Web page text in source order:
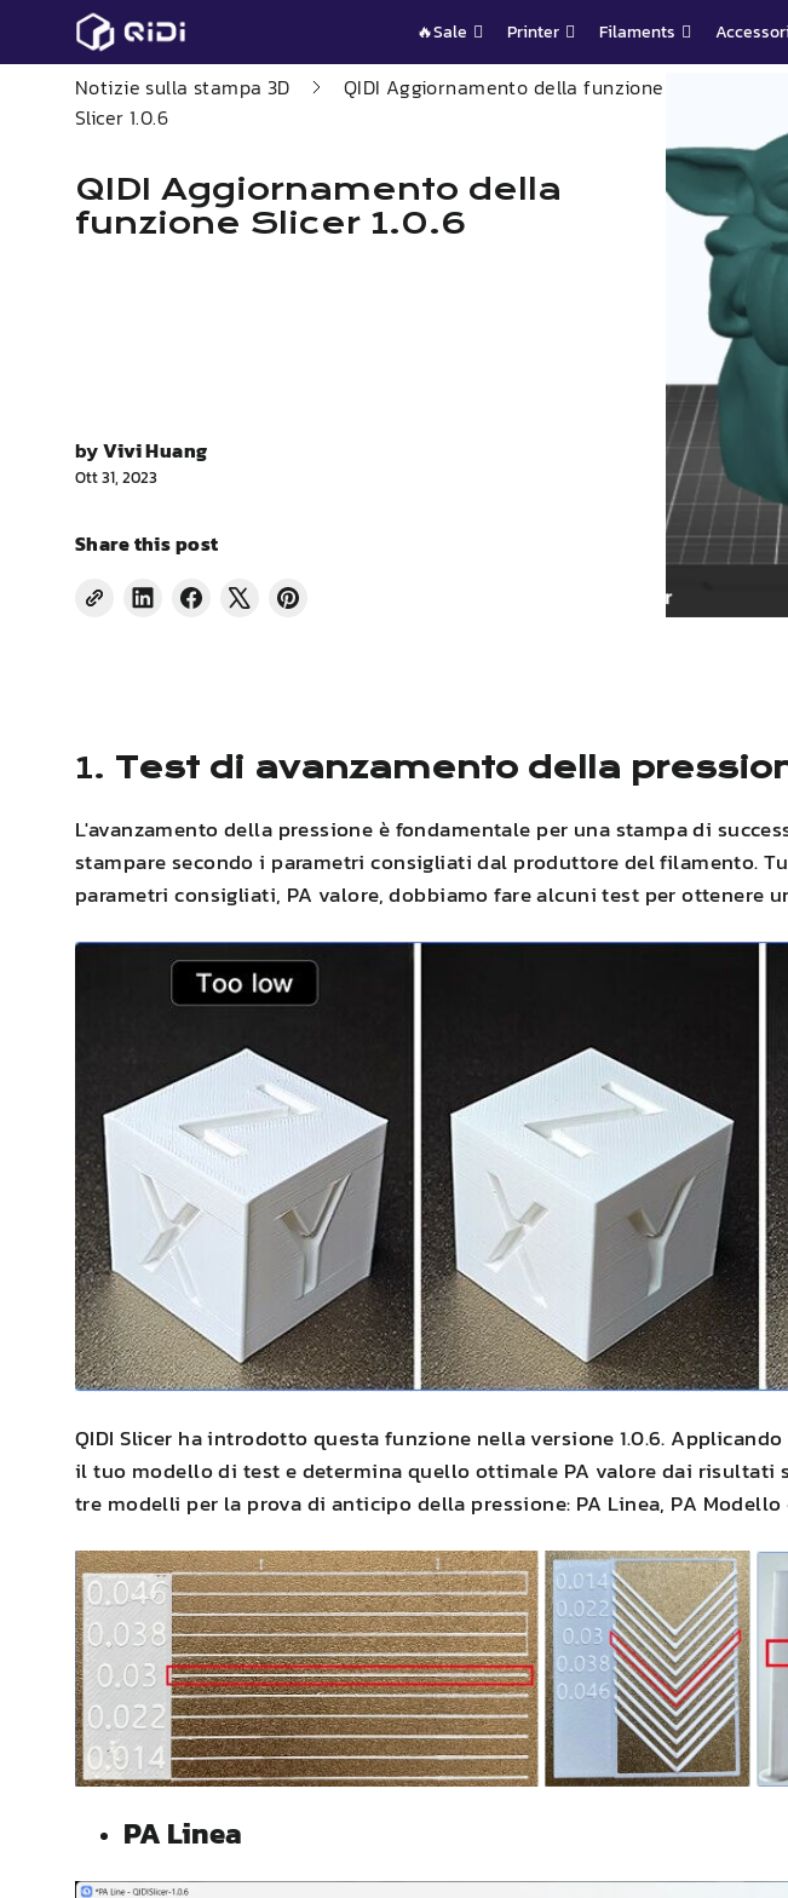
contenuto
🔥Sale Printer Filaments
Notizie sulla stampa 3D QIDI Aggiornamento della funzione
Slicer 1.0.6
QIDI Aggiornamento della
funzione Slicer 1.0.6
byVivi Huang
Ott 31, 2023
Share this post
ShareCondividiTwittaPin
1. Test di avanzamento della
L'avanzamento della pressione è fondamentale per una stampa di
stampare secondo i parametri consigliati dal produttore del filamento.
parametri consigliati, PA valore, dobbiamo fare alcuni test per ottenere
QIDI Slicer ha introdotto questa funzione nella versione 1.0.6.
il tuo modello di test e determina quello ottimale PA valore dai risultati
tre modelli per la prova di anticipo della pressione: PA Linea, PA Modello
PA Linea